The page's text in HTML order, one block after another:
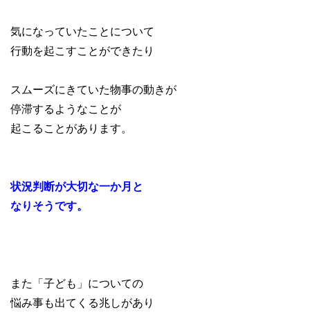
気になっていたことについて
行動を起こすことができたり
スムーズにきていた物事の動きが
停滞するようなことが
起こることがあります。
状況判断が大切な一か月と
なりそうです。
また「子ども」についての
悩み事も出てくる兆しがあり